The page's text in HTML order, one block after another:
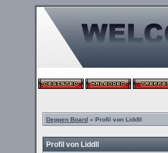
Deppen Board» Profil von Liddll
Profil von Liddll